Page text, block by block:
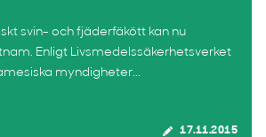
svin- och fjäderfäkött kan nu
Enligt Livsmedelssäkerhetsverket
myndigheter...
17.11.2015